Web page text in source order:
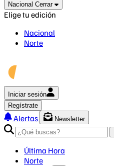
Nacional Cerrar
Elige tu edición
Nacional
Norte
Iniciar sesión
Regístrate
Alertas
Newsletter
Última Hora
Norte